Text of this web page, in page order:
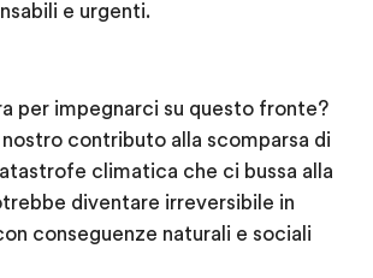
e urgenti.
per impegnarci su questo fronte?
nostro contributo alla scomparsa di
climatica che ci bussa alla
diventare irreversibile in
conseguenze naturali e sociali